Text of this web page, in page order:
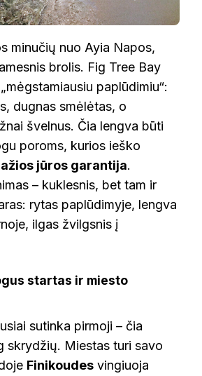
minučių nuo Ayia Napos,
brolis. Fig Tree Bay
paplūdimiu“:
dugnas smėlėtas, o
švelnus. Čia lengva būti
poroms, kurios ieško
jūros garantija.
– kuklesnis, bet tam ir
rytas paplūdimyje, lengva
ilgas žvilgsnis į
startas ir miesto
sutinka pirmoji – čia
skrydžių. Miestas turi savo
Finikoudes vingiuoja